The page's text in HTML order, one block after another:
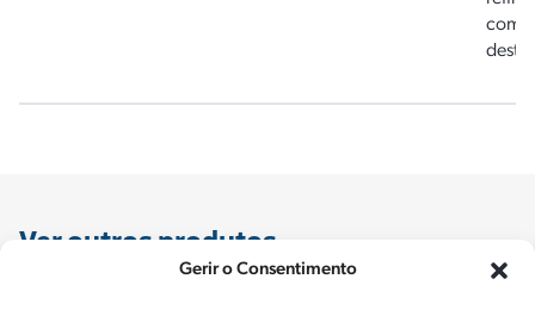
Gerir o Consentimento
Ver outros produtos